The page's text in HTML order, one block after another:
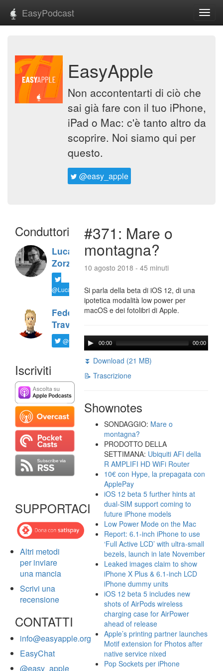
EasyPodcast
EasyApple
Non accontentarti di ciò che
sai già fare con il tuo iPhone,
iPad o Mac: c'è tanto altro da
scoprire. Noi siamo qui per
questo.
@easy_apple
Conduttori
Luca
Zorzi
@LucaTNT
Federico
Travaini
@ftrava
Iscriviti
SUPPORTACI
Altri metodi
per inviare
una mancia
Scrivi una
recensione
CONTATTI
info@easyapple.org
EasyChat
@easy_apple
#371: Mare o
montagna?
10 agosto 2018 - 45 minuti
Si parla della beta di iOS 12, di una
ipotetica modalità low power per
macOS e dei fotolibri di Apple.
00:00 00:00
⏬ Download (21 MB)
📝 Trascrizione
Shownotes
SONDAGGIO: Mare o
montagna?
PRODOTTO DELLA
SETTIMANA: Ubiquiti AFI della
R AMPLIFI HD WiFi Router
10€ con Hype, la prepagata con
ApplePay
iOS 12 beta 5 further hints at
dual-SIM support coming to
future iPhone models
Low Power Mode on the Mac
Report: 6.1-inch iPhone to use
‘Full Active LCD’ with ultra-small
bezels, launch in late November
Leaked images claim to show
iPhone X Plus & 6.1-inch LCD
iPhone dummy units
iOS 12 beta 5 includes new
shots of AirPods wireless
charging case for AirPower
ahead of release
Apple’s printing partner launches
Motif extension for Photos after
native service nixed
Pop Sockets per iPhone